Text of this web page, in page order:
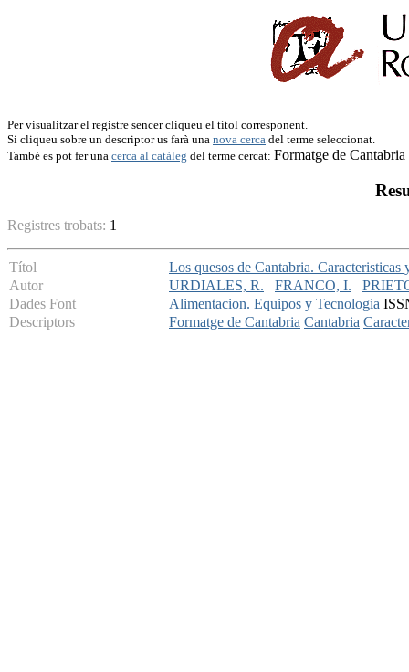
Per visualitzar el registre sencer cliqueu el títol corresponent.
Si cliqueu sobre un descriptor us farà una nova cerca del terme seleccionat.
També es pot fer una cerca al catàleg del terme cercat: Formatge de Cantabria
Registres trobats: 1
Títol
Los quesos de Cantabria.
Autor
URDIALES, R. FRANCO, I.
Dades Font
Alimentacion. Equipos y Tecnologia
Descriptors
Formatge de Cantabria Cantabria